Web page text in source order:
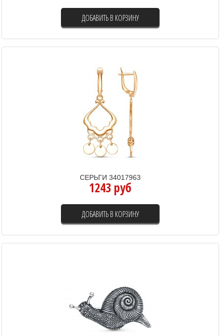
ДОБАВИТЬ В КОРЗИНУ
СЕРЬГИ 34017963
1243 руб
ДОБАВИТЬ В КОРЗИНУ